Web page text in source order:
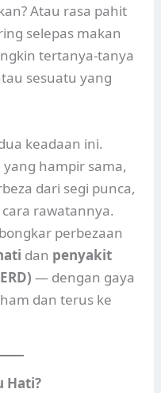
Atau rasa pahit
selepas makan
tertanya-tanya
sesuatu yang
keadaan ini.
hampir sama,
dari segi punca,
rawatannya.
perbezaan
dan penyakit
— dengan gaya
dan terus ke
Hati?